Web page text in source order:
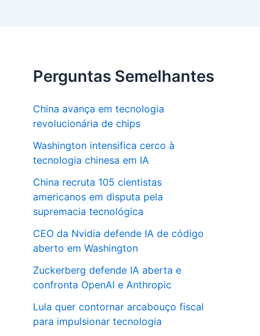
Perguntas Semelhantes
China avança em tecnologia
revolucionária de chips
Washington intensifica cerco à
tecnologia chinesa em IA
China recruta 105 cientistas
americanos em disputa pela
supremacia tecnológica
CEO da Nvidia defende IA de código
aberto em Washington
Zuckerberg defende IA aberta e
confronta OpenAI e Anthropic
Lula quer contornar arcabouço fiscal
para impulsionar tecnologia